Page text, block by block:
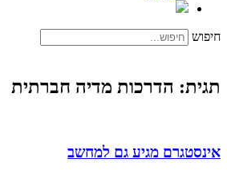
חיפוש
תגית: הדרכות מדיה חברתית
אינסטגרם מגיע גם למחשב